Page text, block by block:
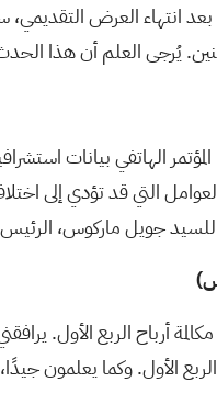
انتهاء العرض
يُرجى العلم أن هذا
الهاتفي بيانات
التي قد تؤدي إلى اختلاف
للسيد جويل ماركوس،
أرباح الربع الأول.
وكما يعلمون جيدًا،